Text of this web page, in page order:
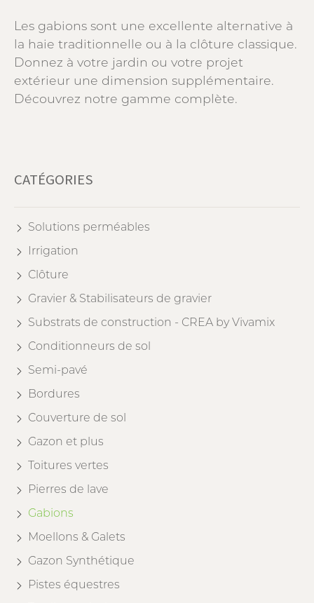
Les gabions sont une excellente alternative à
la haie traditionnelle ou à la clôture classique.
Donnez à votre jardin ou votre projet
extérieur une dimension supplémentaire.
Découvrez notre gamme complète.
CATÉGORIES
Solutions perméables
Irrigation
Clôture
Gravier & Stabilisateurs de gravier
Substrats de construction - CREA by Vivamix
Conditionneurs de sol
Semi-pavé
Bordures
Couverture de sol
Gazon et plus
Toitures vertes
Pierres de lave
Gabions
Moellons & Galets
Gazon Synthétique
Pistes équestres